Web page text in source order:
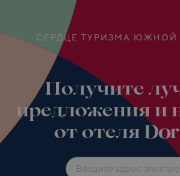
СЕРДЦЕ ТУРИЗМА ЮЖНОЙ
Получите
предложения и
от отеля